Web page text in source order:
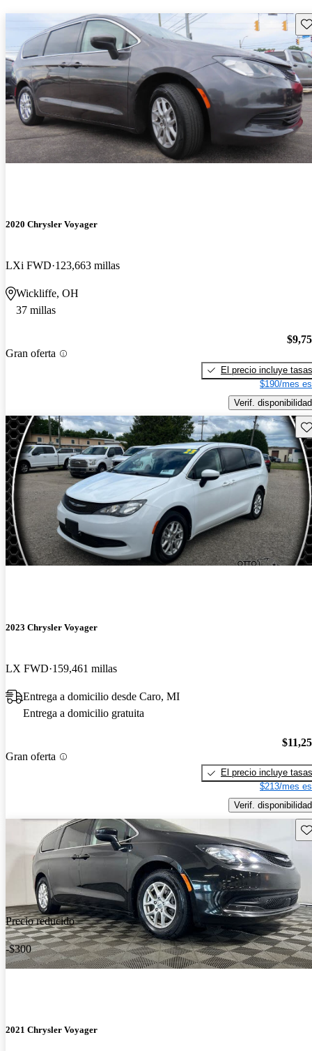
2020 Chrysler Voyager
LXi FWD 123,663 millas
Wickliffe, OH
37 millas
Gran oferta
El precio incluye tasas
$190/mes
Verif. disponibilidad
2023 Chrysler Voyager
LX FWD 159,461 millas
Entrega a domicilio desde Caro, MI
Entrega a domicilio gratuita
Gran oferta
El precio incluye tasas
$213/mes
Verif. disponibilidad
Precio reducido
-$300
2021 Chrysler Voyager